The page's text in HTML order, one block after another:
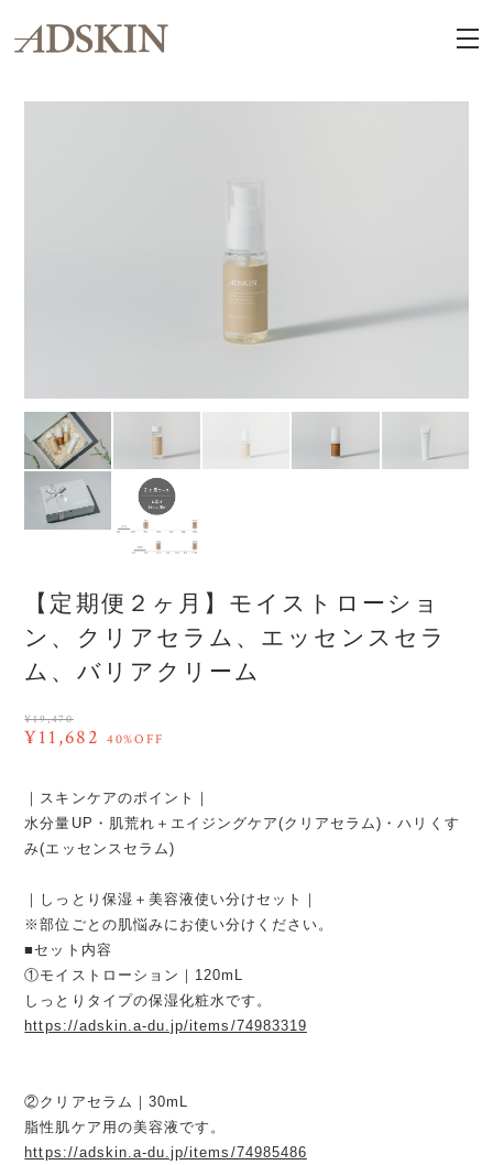
【定期便２ヶ月】モイストローショ
ン、クリアセラム、エッセンスセラ
ム、バリアクリーム
¥19,470
¥11,682 40%OFF
｜スキンケアのポイント｜
水分量UP・肌荒れ＋エイジングケア(クリアセラム)・ハリくす
み(エッセンスセラム)
｜しっとり保湿＋美容液使い分けセット｜
※部位ごとの肌悩みにお使い分けください。
■セット内容
①モイストローション｜120mL
しっとりタイプの保湿化粧水です。
https://adskin.a-du.jp/items/74983319
②クリアセラム｜30mL
脂性肌ケア用の美容液です。
https://adskin.a-du.jp/items/74985486